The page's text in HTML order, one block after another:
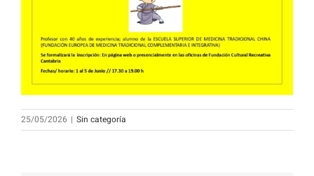
25/05/2026 | Sin categoría